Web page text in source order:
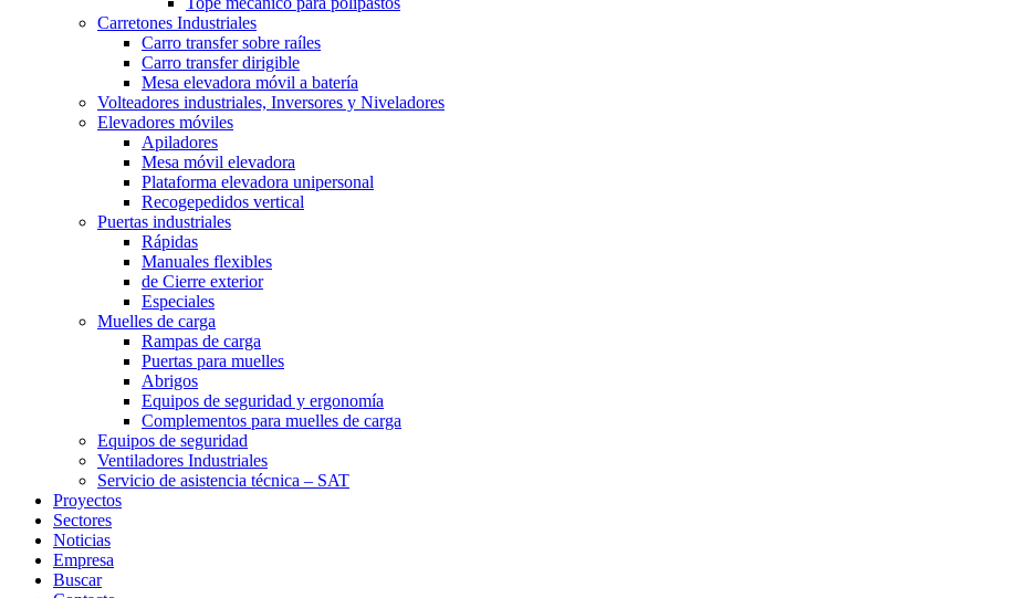
Carretones Industriales
Carro transfer sobre raíles
Carro transfer dirigible
Mesa elevadora móvil a batería
Volteadores industriales, Inversores y Niveladores
Elevadores móviles
Apiladores
Mesa móvil elevadora
Plataforma elevadora unipersonal
Recogepedidos vertical
Puertas industriales
Rápidas
Manuales flexibles
de Cierre exterior
Especiales
Muelles de carga
Rampas de carga
Puertas para muelles
Abrigos
Equipos de seguridad y ergonomía
Complementos para muelles de carga
Equipos de seguridad
Ventiladores Industriales
Servicio de asistencia técnica – SAT
Proyectos
Sectores
Noticias
Empresa
Buscar